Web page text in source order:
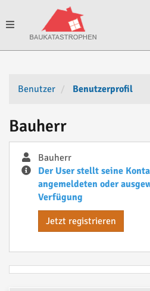
Toggle
Benutzer
Benutzerprofil
Bauherr
Bauherr
Der User stellt seine
angemeldeten oder
Verfügung
Jetzt registrieren